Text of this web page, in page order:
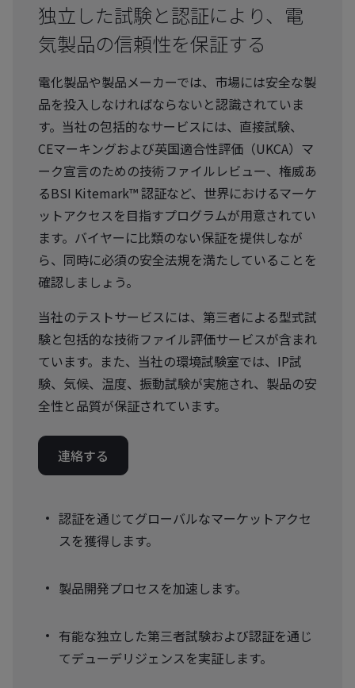
独立した試験と認証により、電
気製品の信頼性を保証する
電化製品や製品メーカーでは、市場には安全な製
品を投入しなければならないと認識されていま
す。当社の包括的なサービスには、直接試験、
CEマーキングおよび英国適合性評価（UKCA）マ
ーク宣言のための技術ファイルレビュー、権威あ
るBSI Kitemark™ 認証など、世界におけるマーケ
ットアクセスを目指すプログラムが用意されてい
ます。バイヤーに比類のない保証を提供しなが
ら、同時に必須の安全法規を満たしていることを
確認しましょう。
当社のテストサービスには、第三者による型式試
験と包括的な技術ファイル評価サービスが含まれ
ています。また、当社の環境試験室では、IP試
験、気候、温度、振動試験が実施され、製品の安
全性と品質が保証されています。
連絡する
認証を通じてグローバルなマーケットアクセ
スを獲得します。
製品開発プロセスを加速します。
有能な独立した第三者試験および認証を通じ
てデューデリジェンスを実証します。